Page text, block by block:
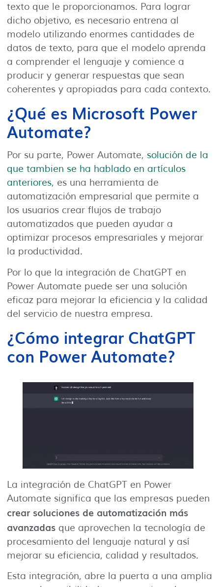
texto que le proporcionamos. Para lograr
dicho objetivo, es necesario entrena al
modelo utilizando enormes cantidades de
datos de texto, para que el modelo aprenda
a comprender el lenguaje y comience a
producir y generar respuestas que sean
coherentes y apropiadas para cada contexto.
¿Qué es Microsoft Power
Automate?
Por su parte, Power Automate, solución de la
que tambien se ha hablado en artículos
anteriores, es una herramienta de
automatización empresarial que permite a
los usuarios crear flujos de trabajo
automatizados que pueden ayudar a
optimizar procesos empresariales y mejorar
la productividad.
Por lo que la integración de ChatGPT en
Power Automate puede ser una solución
eficaz para mejorar la eficiencia y la calidad
del servicio de nuestra empresa.
¿Cómo integrar ChatGPT
con Power Automate?
La integración de ChatGPT en Power
Automate significa que las empresas pueden
crear soluciones de automatización más
avanzadas que aprovechen la tecnología de
procesamiento del lenguaje natural y así
mejorar su eficiencia, calidad y resultados.
Esta integración, abre la puerta a una amplia